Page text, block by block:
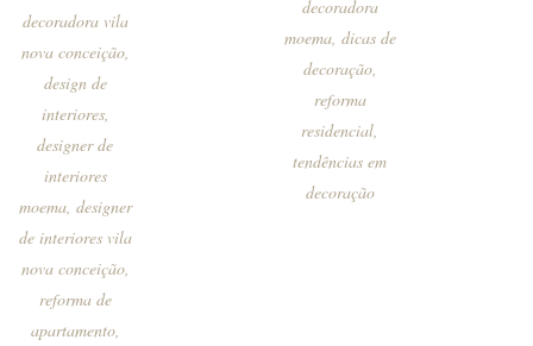
decoradora vila
nova conceição,
design de
interiores,
designer de
interiores
moema, designer
de interiores vila
nova conceição,
reforma de
apartamento,
decoradora
moema, dicas de
decoração,
reforma
residencial,
tendências em
decoração